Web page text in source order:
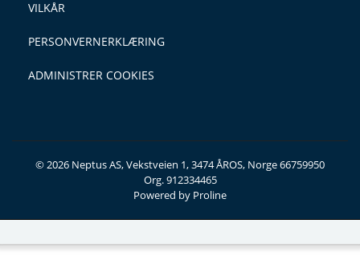
VILKÅR
PERSONVERNERKLÆRING
ADMINISTRER COOKIES
© 2026 Neptus AS, Vekstveien 1, 3474 ÅROS, Norge 66759950
Org. 912334465
Powered by Proline